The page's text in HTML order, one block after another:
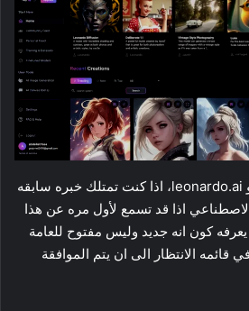
نأتي الى الموقع الاول وهو leonardo.ai، اذا كنت تمتلك خبره سابقه
اذا قد تسمع لأول مره عن هذا
كون انه جديد وليس مفتوح للعامة
قائمه الانتظار الى ان يتم الموافقة